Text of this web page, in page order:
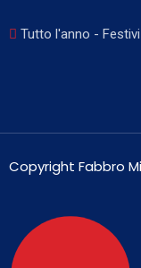
Tutto l'anno -
Copyright Fabbro